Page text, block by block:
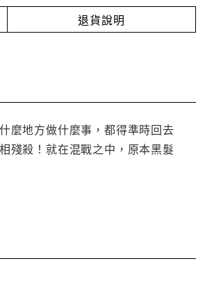
退貨說明
麼地方做什麼事，都得準時回去
殘殺！就在混戰之中，原本黑髮